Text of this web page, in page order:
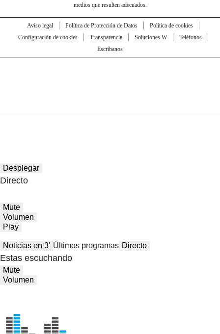
medios que resulten adecuados.
Aviso legal Política de Protección de Datos
Política de cookies
Configuración de cookies
Transparencia Soluciones W
Teléfonos
Escríbanos
Desplegar
Directo
Mute
Volumen
Play
Noticias en 3′ Últimos programas Directo
Estas escuchando
Mute
Volumen